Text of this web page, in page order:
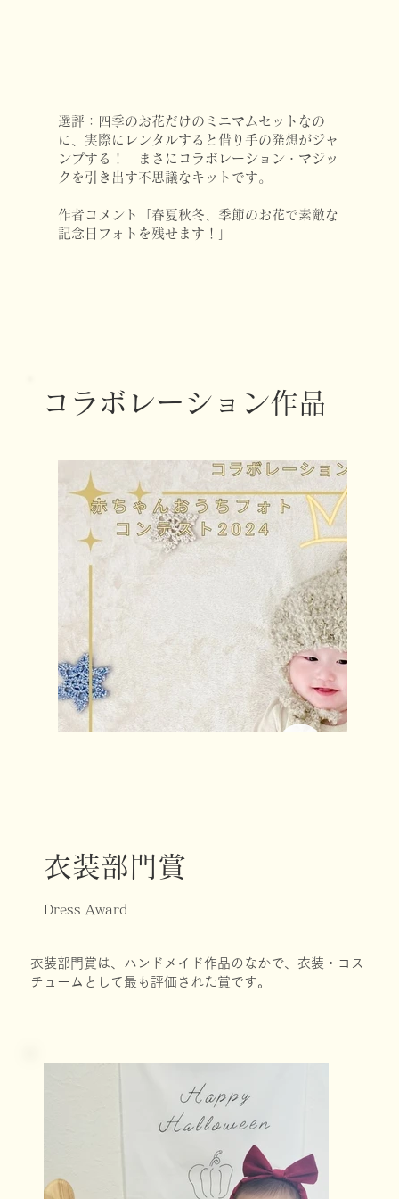
選評：四季のお花だけのミニマムセットなの
に、実際にレンタルすると借り手の発想がジャ
ンプする！ まさにコラボレーション・マジッ
クを引き出す不思議なキットです。
作者コメント「春夏秋冬、季節のお花で素敵な
記念日フォトを残せます！」
コラボレーション作品
衣装部門賞
Dress Award
衣装部門賞は、ハンドメイド作品のなかで、衣装・コス
チュームとして最も評価された賞です。